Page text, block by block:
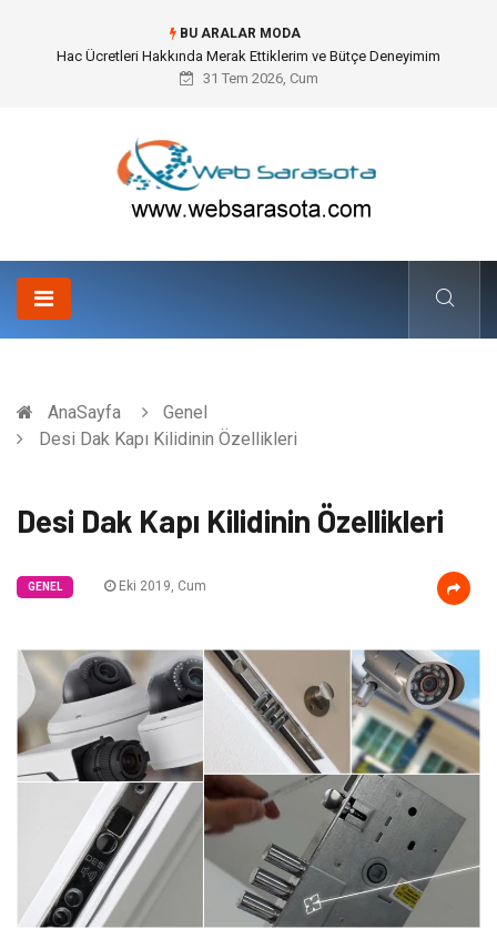
BU ARALAR MODA
Hac Ücretleri Hakkında Merak Ettiklerim ve Bütçe Deneyimim
31 Tem 2026, Cum
AnaSayfa
Genel
Desi Dak Kapı Kilidinin Özellikleri
Desi Dak Kapı Kilidinin Özellikleri
GENEL Eki 2019, Cum